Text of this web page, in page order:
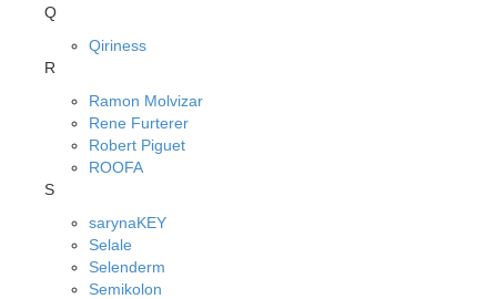
Q
Qiriness
R
Ramon Molvizar
Rene Furterer
Robert Piguet
ROOFA
S
sarynaKEY
Selale
Selenderm
Semikolon